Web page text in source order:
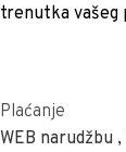
trenutka vašeg
Plaćanje
WEB narudžbu